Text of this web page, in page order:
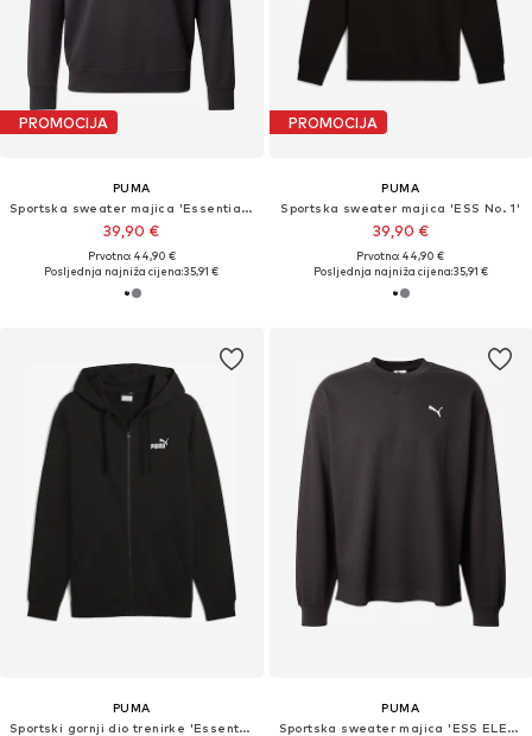
PROMOCIJA
PUMA
Sportska sweater majica 'Essentials No. 1'
39,90 €
Prvotno: 44,90 €
Posljednja najniža cijena:35,91 €
PROMOCIJA
PUMA
Sportska sweater majica 'ESS No. 1'
39,90 €
Prvotno: 44,90 €
Posljednja najniža cijena:35,91 €
PUMA
Sportski gornji dio trenirke 'Essentials No. 1'
PUMA
Sportska sweater majica 'ESS ELEVATED'